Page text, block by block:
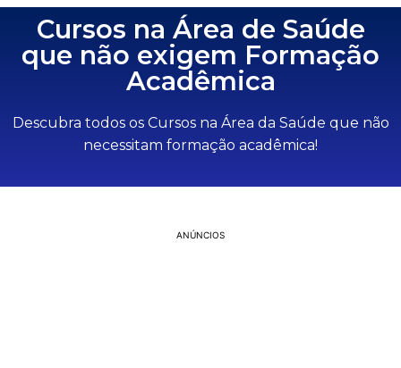
Cursos na Área de Saúde
que não exigem Formação
Acadêmica
Descubra todos os Cursos na Área da Saúde que não
necessitam formação acadêmica!
ANÚNCIOS